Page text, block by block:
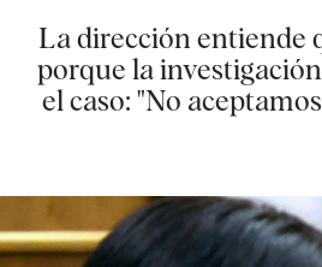
La dirección entiende
porque la
el caso: "No